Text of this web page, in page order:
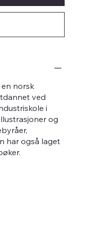
en norsk
ved
i
og
har også laget